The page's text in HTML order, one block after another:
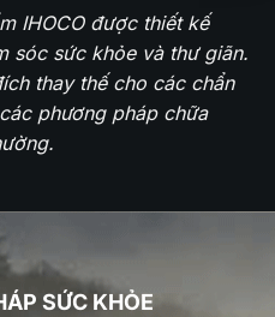
IHOCO được thiết kế
sóc sức khỏe và thư giãn.
thay thế cho các chẩn
phương pháp chữa
SỨC KHỎE